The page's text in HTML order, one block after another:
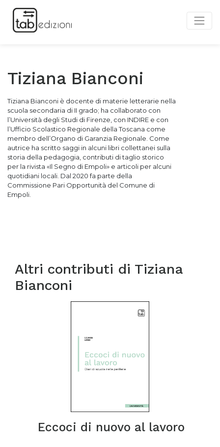
Tiziana Bianconi
Tiziana Bianconi è docente di materie letterarie nella
scuola secondaria di II grado; ha collaborato con
l’Università degli Studi di Firenze, con INDIRE e con
l’Ufficio Scolastico Regionale della Toscana come
membro dell’Organo di Garanzia Regionale. Come
autrice ha scritto saggi in alcuni libri collettanei sulla
storia della pedagogia, contributi di taglio storico
per la rivista «Il Segno di Empoli» e articoli per alcuni
quotidiani locali. Dal 2020 fa parte della
Commissione Pari Opportunità del Comune di
Empoli.
Altri contributi di Tiziana
Bianconi
Eccoci di nuovo al lavoro